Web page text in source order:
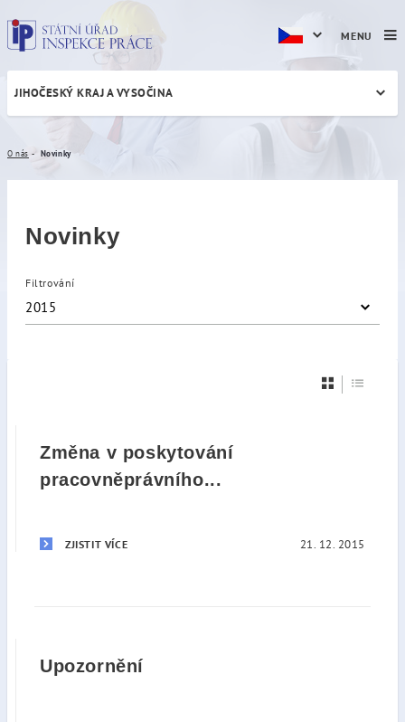
Novinky
JIHOČESKÝ KRAJ A VYSOČINA
O nás Novinky
Novinky
Filtrování
2015
Změna v poskytování
pracovněprávního...
ZJISTIT VÍCE 21. 12. 2015
Upozornění
MENU